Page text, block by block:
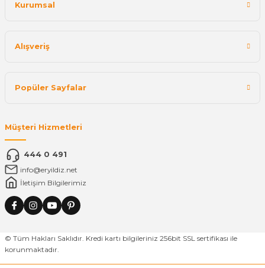
Kurumsal
Alışveriş
Popüler Sayfalar
Müşteri Hizmetleri
444 0 491
info@eryildiz.net
İletişim Bilgilerimiz
© Tüm Hakları Saklıdır. Kredi kartı bilgileriniz 256bit SSL sertifikası ile
korunmaktadır.